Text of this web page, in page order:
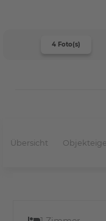
4 Foto(s)
Übersicht